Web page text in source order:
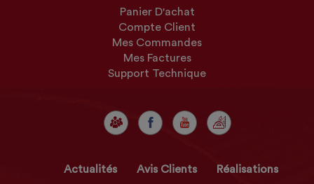
Panier D'achat
Compte Client
Mes Commandes
Mes Factures
Support Technique
Actualités Avis Clients Réalisations